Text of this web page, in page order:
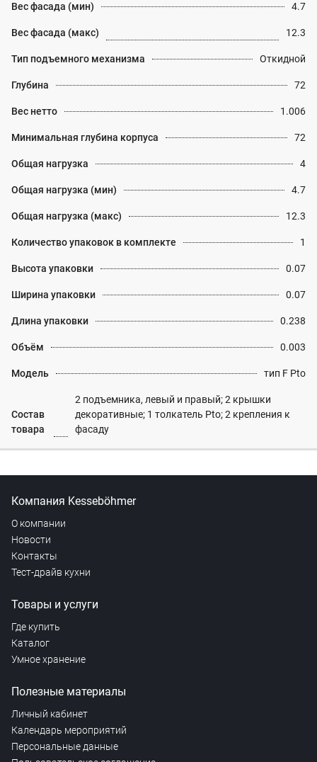
Вес фасада (мин) 4.7
Вес фасада (макс) 12.3
Тип подъемного механизма Откидной
Глубина 72
Вес нетто 1.006
Минимальная глубина корпуса 72
Общая нагрузка 4
Общая нагрузка (мин) 4.7
Общая нагрузка (макс) 12.3
Количество упаковок в комплекте 1
Высота упаковки 0.07
Ширина упаковки 0.07
Длина упаковки 0.238
Объём 0.003
Модель тип F Pto
Состав
товара
2 подъемника, левый и правый; 2 крышки
декоративные; 1 толкатель Pto; 2 крепления к
фасаду
Компания Kesseböhmer
О компании
Новости
Контакты
Тест-драйв кухни
Товары и услуги
Где купить
Каталог
Умное хранение
Полезные материалы
Личный кабинет
Календарь мероприятий
Персональные данные